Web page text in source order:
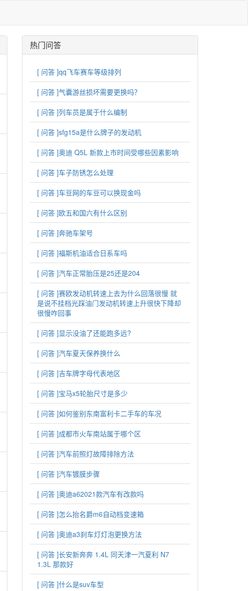
热门问答
[ 问答 ]qq飞车赛车等级排列
[ 问答 ]气囊游丝损坏需要更换吗？
[ 问答 ]列车员是属于什么编制
[ 问答 ]sfg15a是什么牌子的发动机
[ 问答 ]奥迪 Q5L 新款上市时间受哪些因素影响
[ 问答 ]车子防锈怎么处理
[ 问答 ]车豆网的车豆可以换现金吗
[ 问答 ]欧五和国六有什么区别
[ 问答 ]奔驰车架号
[ 问答 ]福斯机油适合日系车吗
[ 问答 ]汽车正常胎压是25还是204
[ 问答 ]赛欧发动机转速上去为什么回落很慢 就
是说不挂档光踩油门发动机转速上升很快下降却
很慢咋回事
[ 问答 ]显示没油了还能跑多远?
[ 问答 ]汽车夏天保养换什么
[ 问答 ]吉车牌字母代表地区
[ 问答 ]宝马x5轮胎尺寸是多少
[ 问答 ]如何鉴别东南富利卡二手车的车况
[ 问答 ]成都市火车南站属于哪个区
[ 问答 ]汽车前照灯故障排除方法
[ 问答 ]汽车镀膜步骤
[ 问答 ]奥迪a62021款汽车有改款吗
[ 问答 ]怎么抬名爵m6自动档变速箱
[ 问答 ]奥迪a3刹车灯灯泡更换方法
[ 问答 ]长安新奔奔 1.4L 同天津一汽夏利 N7
1.3L 那款好
[ 问答 ]什么是suv车型